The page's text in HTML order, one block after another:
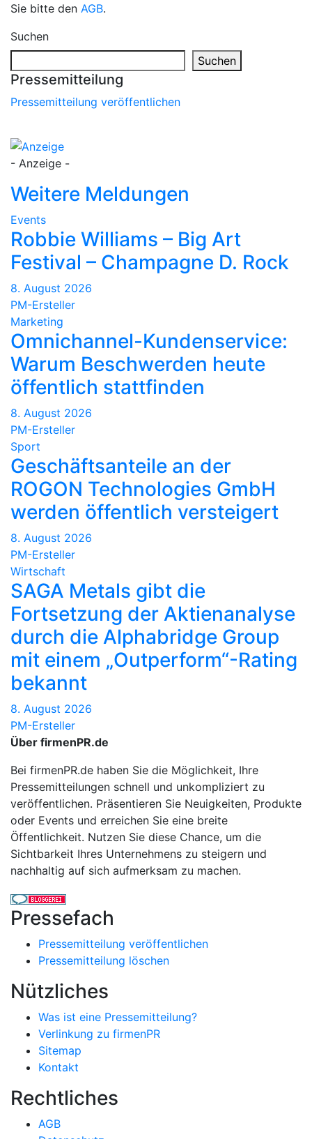
Sie bitte den AGB.
Suchen
Suchen
Pressemitteilung
Pressemitteilung veröffentlichen
- Anzeige -
Weitere Meldungen
Events
Robbie Williams – Big Art
Festival – Champagne D. Rock
8. August 2026
PM-Ersteller
Marketing
Omnichannel-Kundenservice:
Warum Beschwerden heute
öffentlich stattfinden
8. August 2026
PM-Ersteller
Sport
Geschäftsanteile an der
ROGON Technologies GmbH
werden öffentlich versteigert
8. August 2026
PM-Ersteller
Wirtschaft
SAGA Metals gibt die
Fortsetzung der Aktienanalyse
durch die Alphabridge Group
mit einem „Outperform“-Rating
bekannt
8. August 2026
PM-Ersteller
Über firmenPR.de
Bei firmenPR.de haben Sie die Möglichkeit, Ihre
Pressemitteilungen schnell und unkompliziert zu
veröffentlichen. Präsentieren Sie Neuigkeiten, Produkte
oder Events und erreichen Sie eine breite
Öffentlichkeit. Nutzen Sie diese Chance, um die
Sichtbarkeit Ihres Unternehmens zu steigern und
nachhaltig auf sich aufmerksam zu machen.
Pressefach
Pressemitteilung veröffentlichen
Pressemitteilung löschen
Nützliches
Was ist eine Pressemitteilung?
Verlinkung zu firmenPR
Sitemap
Kontakt
Rechtliches
AGB